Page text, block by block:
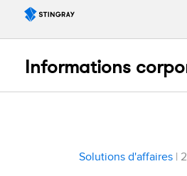
Informations
Solutions d'affaires|